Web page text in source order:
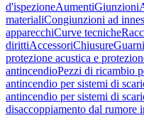
d'ispezioneAumentiGiunzioni
materialiCongiunzioni ad
apparecchiCurve tecniche
dirittiAccessoriChiusure
protezione acustica e
antincendioPezzi di ricambio
antincendio per sistemi di
antincendio per sistemi di
disaccoppiamento dal rumore